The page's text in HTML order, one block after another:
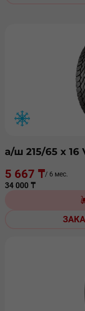
а/ш 215/65 х 16
5 667 ₸/ 6 мес.
34 000 ₸